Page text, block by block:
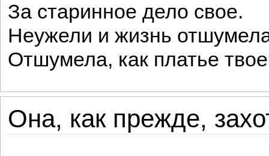
За старинное дело свое.
Неужели и жизнь
Отшумела, как платье
Она, как прежде,